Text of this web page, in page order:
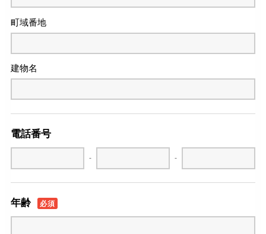
町域番地
建物名
電話番号
- -
年齢 必須